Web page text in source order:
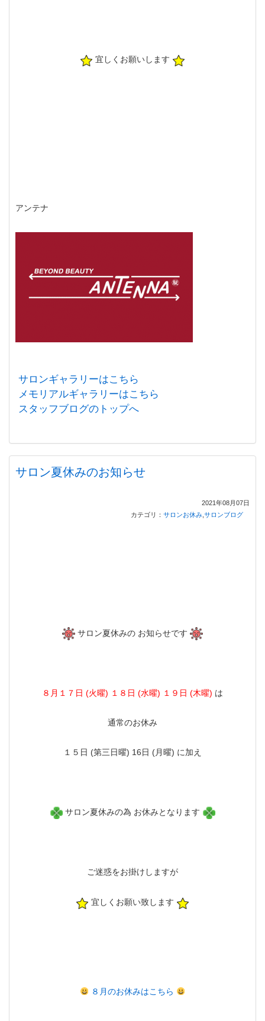
宜しくお願いします
アンテナ
サロンギャラリーはこちら
メモリアルギャラリーはこちら
スタッフブログのトップへ
サロン夏休みのお知らせ
2021年08月07日
カテゴリ： サロンお休み サロンブログ
サロン夏休みの お知らせです
８月１７日 (火曜) １８日 (水曜) １９日 (木曜) は
通常のお休み
１５日 (第三日曜) 16日 (月曜) に加え
サロン夏休みの為 お休みとなります
ご迷惑をお掛けしますが
宜しくお願い致します
８月のお休みはこちら